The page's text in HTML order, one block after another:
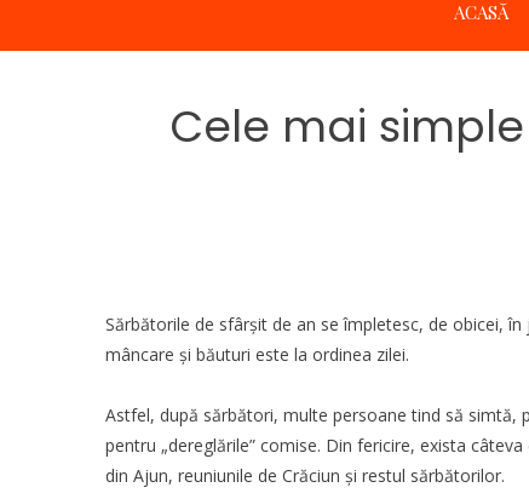
ACASĂ
Cele mai
Sărbătorile de sfârșit de an se împletesc, de obicei,
mâncare și băuturi este la ordinea zilei.
Astfel, după sărbători, multe persoane tind să simtă,
pentru „dereglările” comise. Din fericire, exista
din Ajun, reuniunile de Crăciun și restul sărbătorilor.